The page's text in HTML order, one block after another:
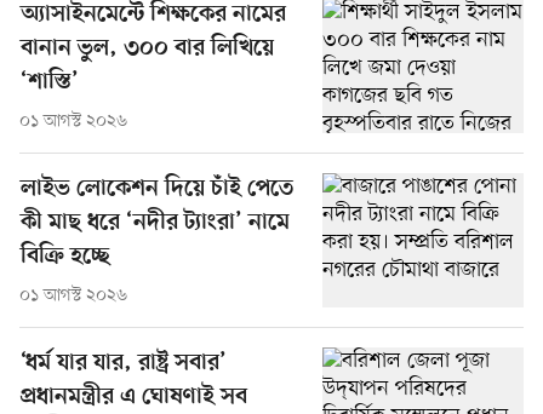
অ্যাসাইনমেন্টে শিক্ষকের নামের
বানান ভুল, ৩০০ বার লিখিয়ে
‘শাস্তি’
০১ আগস্ট ২০২৬
লাইভ লোকেশন দিয়ে চাঁই পেতে
কী মাছ ধরে ‘নদীর ট্যাংরা’ নামে
বিক্রি হচ্ছে
০১ আগস্ট ২০২৬
‘ধর্ম যার যার, রাষ্ট্র সবার’
প্রধানমন্ত্রীর এ ঘোষণাই সব